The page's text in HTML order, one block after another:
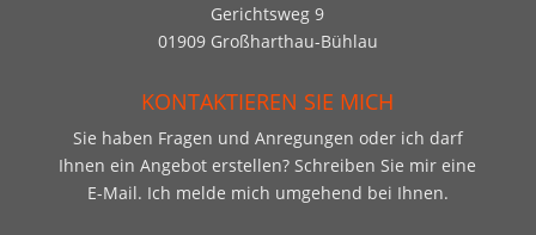
Gerichtsweg 9
01909 Großharthau-Bühlau
KONTAKTIEREN SIE MICH
Sie haben Fragen und Anregungen oder ich darf
Ihnen ein Angebot erstellen? Schreiben Sie mir eine
E-Mail. Ich melde mich umgehend bei Ihnen.